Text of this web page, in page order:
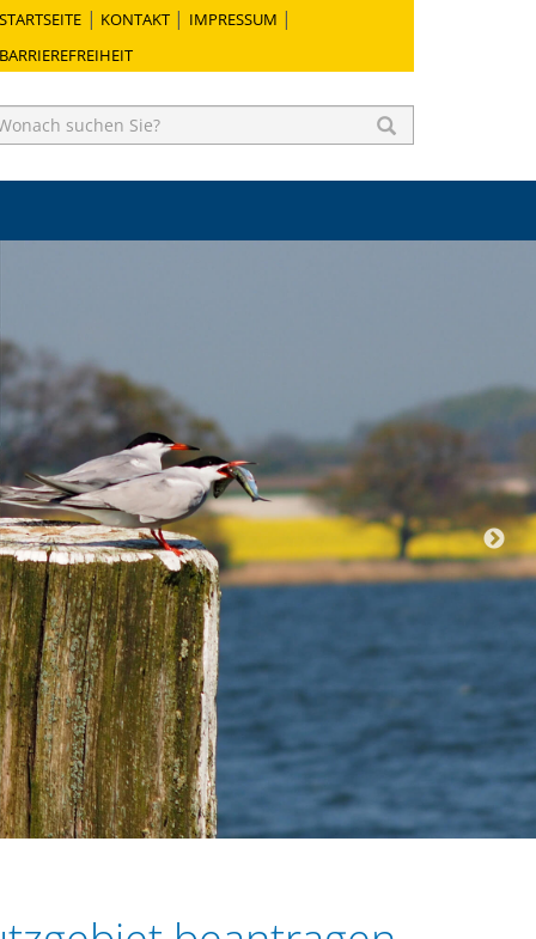
STARTSEITE KONTAKT
IMPRESSUM
BARRIEREFREIHEIT